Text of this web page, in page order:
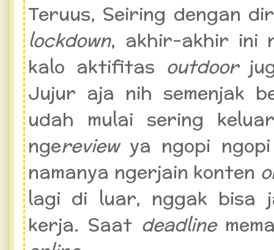
Teruus, Seiring dengan
lockdown, akhir-akhir ini
kalo aktifitas outdoor
Jujur aja nih semenjak
udah mulai sering
ngereviewya ngopi ngopi
namanya ngerjain konten
lagi di luar, nggak bisa
kerja. Saat deadline